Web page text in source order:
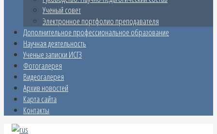
Ученый совет
Электронное портфолио преподавателя
Дополнительное профессиональное образование
Научная деятельность
Ученые записки ИСГЗ
Фотогалерея
Видеогалерея
Архив новостей
Карта сайта
Контакты